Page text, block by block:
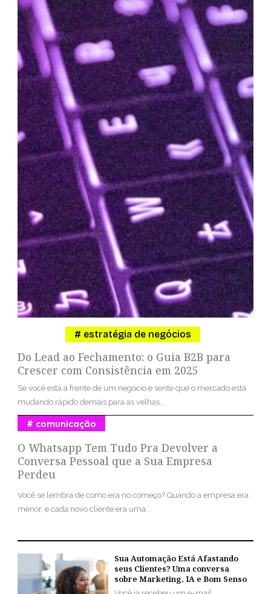
Do Lead ao Fechamento: o Guia B2B para
Crescer com Consistência em 2025
estratégia de negócios
Se você está à frente de um negócio e sente que o mercado está
mudando rápido demais para as velhas...
O Whatsapp Tem Tudo Pra Devolver a
Conversa Pessoal que a Sua Empresa
Perdeu
comunicação
Você se lembra de como era no começo? Quando a empresa era
menor, e cada novo cliente era uma...
Sua Automação Está Afastando
seus Clientes? Uma conversa
sobre Marketing, IA e Bom Senso